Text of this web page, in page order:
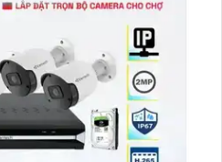
cam kết mang lại trải
gia đình của bạn.